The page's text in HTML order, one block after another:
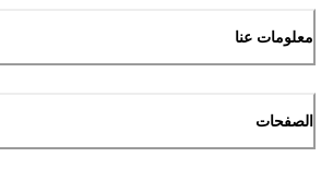
معلومات عنا
الصفحات